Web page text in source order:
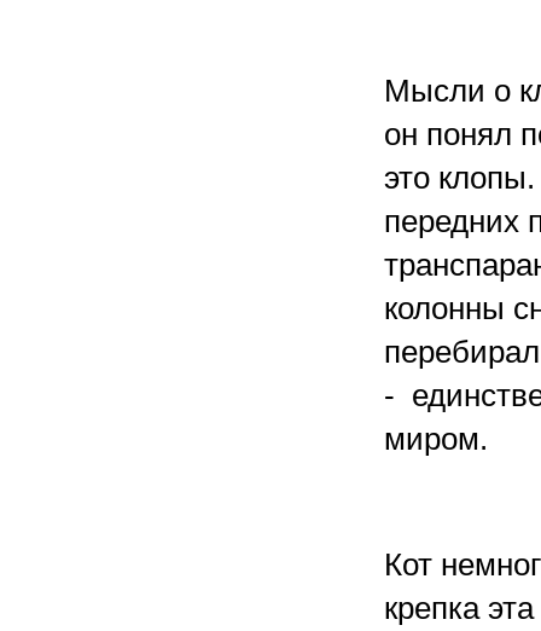
Мысли о
он понял
это
передних
колонны
-
миром.
Кот
крепка